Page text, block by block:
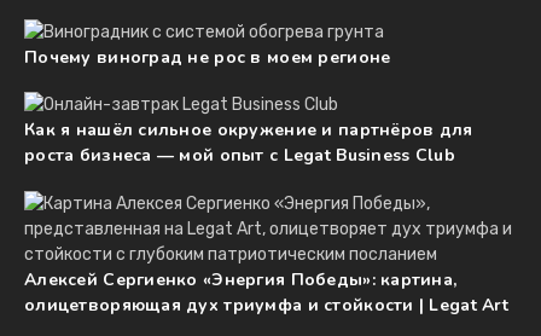
Почему виноград не рос в моем регионе
Как я нашёл сильное окружение и партнёров для
роста бизнеса — мой опыт с Legat Business Club
Алексей Сергиенко «Энергия Победы»: картина,
олицетворяющая дух триумфа и стойкости | Legat Art